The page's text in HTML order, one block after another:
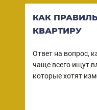
КАК
КВАРТИРУ
Ответ на вопрос,
чаще всего ищут
которые хотят